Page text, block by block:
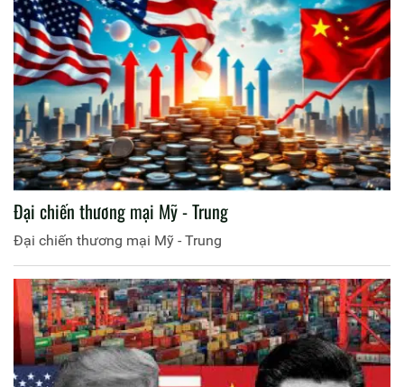
Đại chiến thương mại Mỹ - Trung
Đại chiến thương mại Mỹ - Trung